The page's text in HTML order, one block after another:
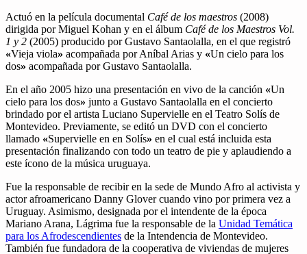
Actuó en la película documental Café de los maestros (2008)
dirigida por Miguel Kohan y en el álbum Café de los Maestros Vol.
1 y 2 (2005) producido por Gustavo Santaolalla, en el que registró
«Vieja viola» acompañada por Aníbal Arias y «Un cielo para los
dos» acompañada por Gustavo Santaolalla.
En el año 2005 hizo una presentación en vivo de la canción «Un
cielo para los dos» junto a Gustavo Santaolalla en el concierto
brindado por el artista Luciano Supervielle en el Teatro Solís de
Montevideo. Previamente, se editó un DVD con el concierto
llamado «Supervielle en en Solís» en el cual está incluida esta
presentación finalizando con todo un teatro de pie y aplaudiendo a
este ícono de la música uruguaya.
Fue la responsable de recibir en la sede de Mundo Afro al activista y
actor afroamericano Danny Glover cuando vino por primera vez a
Uruguay. Asimismo, designada por el intendente de la época
Mariano Arana, Lágrima fue la responsable de la Unidad Temática
para los Afrodescendientes de la Intendencia de Montevideo.
También fue fundadora de la cooperativa de viviendas de mujeres